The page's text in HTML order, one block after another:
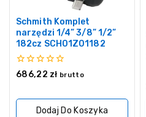
Schmith Komplet
narzędzi 1/4” 3/8” 1/2”
182cz SCH01Z01182
0
686,22 zł brutto
Dodaj Do Koszyka